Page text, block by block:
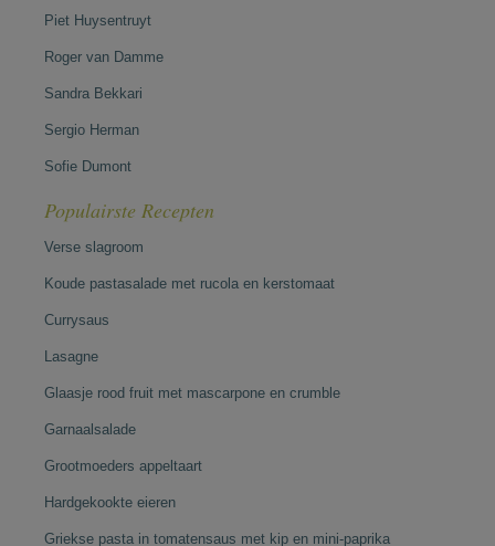
Piet Huysentruyt
Roger van Damme
Sandra Bekkari
Sergio Herman
Sofie Dumont
Populairste Recepten
Verse slagroom
Koude pastasalade met rucola en kerstomaat
Currysaus
Lasagne
Glaasje rood fruit met mascarpone en crumble
Garnaalsalade
Grootmoeders appeltaart
Hardgekookte eieren
Griekse pasta in tomatensaus met kip en mini-paprika